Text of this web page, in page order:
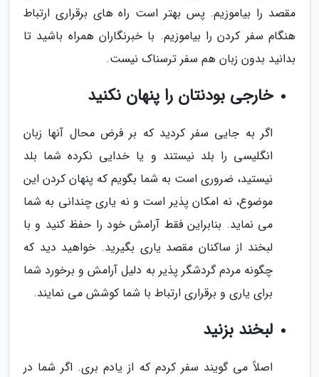
مقصد را بیاموزیم. پس بهتر است راه های برقراری ارتباط
هنگام سفر کردن را بیاموزیم. با خبرنگاران همراه باشید تا
بدانید بدون زبان هم سفر ترسناک نیست.
خارجی بودنتان را پنهان نکنید
اگر به جایی سفر کردید که بر فرض محال آنها زبان
انگلیسی را بلد نیستند و یا خدایی نکرده شما بلد
نیستید، ضروری است به شما بگویم که پنهان کردن این
موضوع، نه امکان پذیر است و نه یاری چندانی به شما
می نماید. بنابراین فقط آرامش خود را حفظ کنید و با
لبخند از ساکنان مقصد یاری بگیرید. خواهید دید که
چگونه مردم گردشگر پذیر به دلیل آرامش و برخورد شما
برای یاری و برقراری ارتباط با شما کوشش می نمایند.
لبخند بزنید
اصلاً می گویند سفر کردم که از یادم بری. اگر شما در